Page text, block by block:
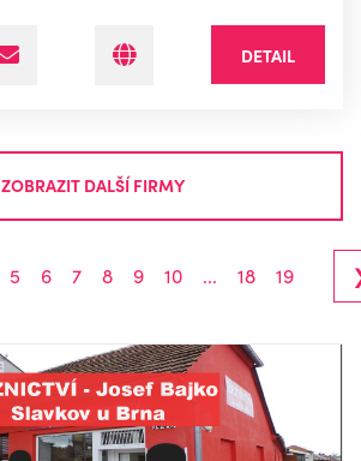
DETAIL
ZOBRAZIT DALŠÍ FIRMY
5 6 7 8 9 10 ... 18 19